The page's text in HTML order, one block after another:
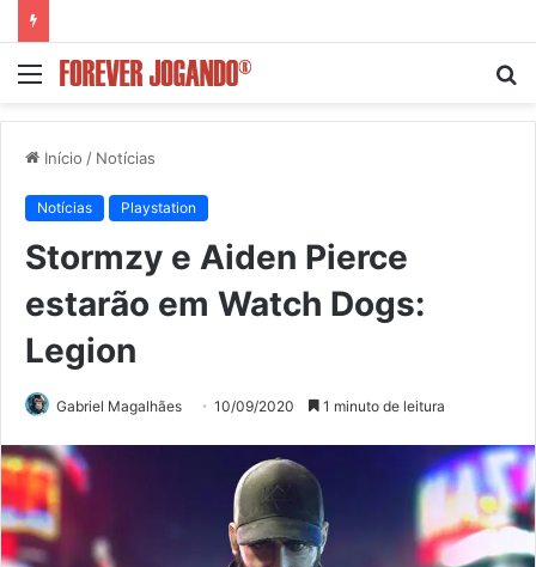
Menu
Início / Notícias
Notícias Playstation
Stormzy e Aiden Pierce
estarão em Watch Dogs:
Legion
Gabriel Magalhães 10/09/2020 1 minuto de leitura